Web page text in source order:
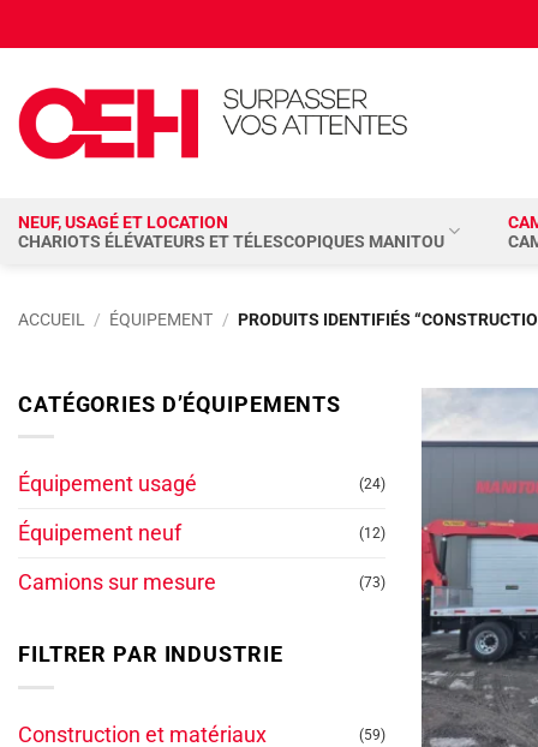
au
contenu
NEUF, USAGÉ ET LOCATION
CHARIOTS ÉLÉVATEURS ET TÉLESCOPIQUES MANITOU
ACCUEIL / ÉQUIPEMENT / PRODUITS IDENTIFIÉS
CATÉGORIES D’ÉQUIPEMENTS
Équipement usagé (24)
Équipement neuf (12)
Camions sur mesure (73)
FILTRER PAR INDUSTRIE
Construction et matériaux (59)